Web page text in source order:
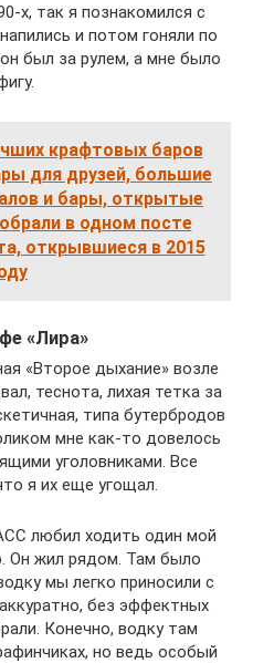
х, так я познакомился с
и потом гоняли по
был за рулем, а мне было
крафтовых баров
для друзей, большие
и бары, открытые
в одном посте
открывшиеся в 2015
«Лира»
«Второе дыхание» возле
теснота, лихая тетка за
типа бутербродов
мне как-то довелось
уголовниками. Все
я их еще угощал.
любил ходить один мой
Он жил рядом. Там было
мы легко приносили с
без эффектных
Конечно, водку там
но ведь особый